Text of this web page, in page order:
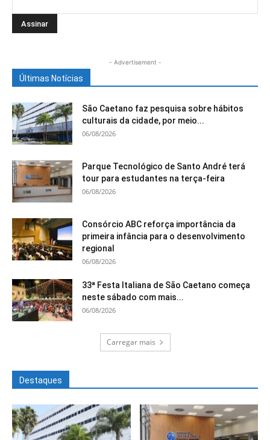
- Advertisement -
Últimas Notícias
São Caetano faz pesquisa sobre hábitos
culturais da cidade, por meio...
06/08/2026
Parque Tecnológico de Santo André terá
tour para estudantes na terça-feira
06/08/2026
Consórcio ABC reforça importância da
primeira infância para o desenvolvimento
regional
06/08/2026
33ª Festa Italiana de São Caetano começa
neste sábado com mais...
06/08/2026
Carregar mais
Destaques